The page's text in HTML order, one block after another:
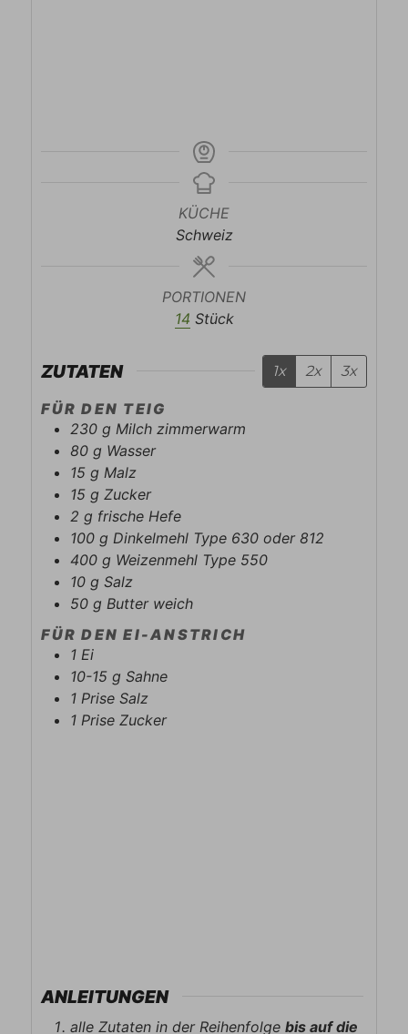
KÜCHE
Schweiz
PORTIONEN
14 Stück
ZUTATEN 1x 2x 3x
FÜR DEN TEIG
230 g Milch zimmerwarm
80 g Wasser
15 g Malz
15 g Zucker
2 g frische Hefe
100 g Dinkelmehl Type 630 oder 812
400 g Weizenmehl Type 550
10 g Salz
50 g Butter weich
FÜR DEN EI-ANSTRICH
1 Ei
10-15 g Sahne
1 PriseSalz
1 Prise Zucker
ANLEITUNGEN
alle Zutaten in der Reihenfolgebis auf die